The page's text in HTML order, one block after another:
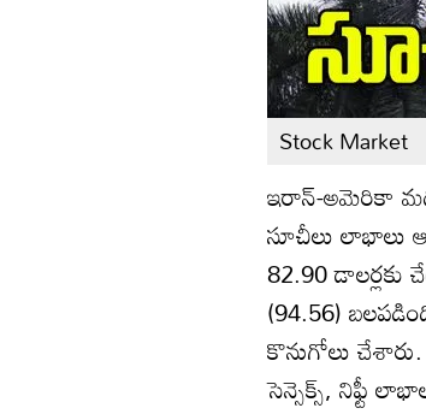
Stock Market
ఇరాన్-అమెరికా
సూచీలు లాభాలు
82.90
(94.56)
కొనుగోలు
సెన్సెక్స్, నిఫ్టీ